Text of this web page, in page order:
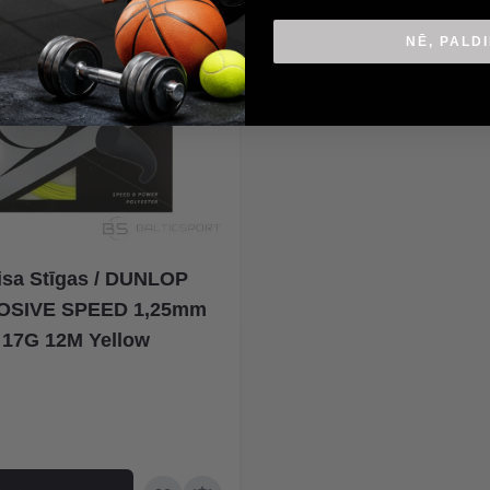
Stīgas / DUNLOP
SPEED 1,25mm
17G 12M Yellow
NĒ,